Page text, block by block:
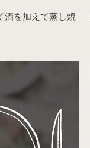
酒を加えて蒸し焼